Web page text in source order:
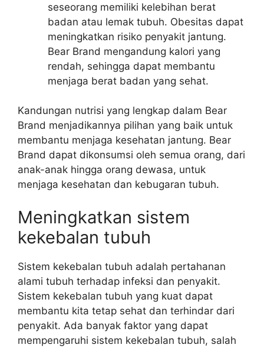
seseorang memiliki kelebihan berat
badan atau lemak tubuh. Obesitas dapat
meningkatkan risiko penyakit jantung.
Bear Brand mengandung kalori yang
rendah, sehingga dapat membantu
menjaga berat badan yang sehat.
Kandungan nutrisi yang lengkap dalam Bear
Brand menjadikannya pilihan yang baik untuk
membantu menjaga kesehatan jantung. Bear
Brand dapat dikonsumsi oleh semua orang, dari
anak-anak hingga orang dewasa, untuk
menjaga kesehatan dan kebugaran tubuh.
Meningkatkan sistem
kekebalan tubuh
Sistem kekebalan tubuh adalah pertahanan
alami tubuh terhadap infeksi dan penyakit.
Sistem kekebalan tubuh yang kuat dapat
membantu kita tetap sehat dan terhindar dari
penyakit. Ada banyak faktor yang dapat
mempengaruhi sistem kekebalan tubuh, salah